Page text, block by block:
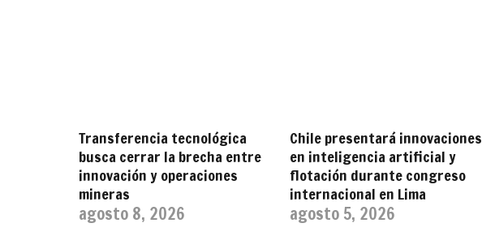
Transferencia tecnológica
busca cerrar la brecha entre
innovación y operaciones
mineras
agosto 8, 2026
Chile presentará innovaciones
en inteligencia artificial y
flotación durante congreso
internacional en Lima
agosto 5, 2026